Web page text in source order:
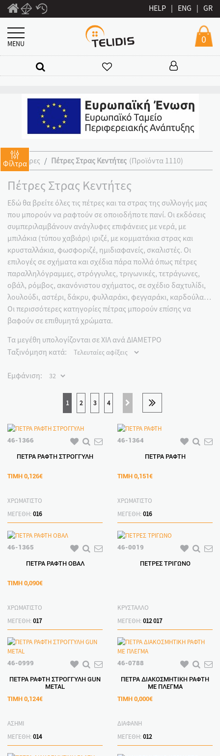
HELP | ENG | GR
MENU 0
Φίλτρα
Χάντρες Πέτρες Στρας Κεντήτες (Προϊόντα 1110)
Πέτρες Στρας Κεντήτες
Εδώ θα βρείτε όλες τις πέτρες και τα στρας της συλλογής μας
που μπορούν να ραφτούν σε οποιοδήποτε πανί. Οι εκδόσεις
συμπεριλαμβάνουν ανάγλυφες επιφάνειες με νερά, με
μπιλάκια (τύπου χαβιάρι) ιριζέ, με κομματάκια στρας και
κρυσταλλάκια, φωσφοριζέ, ημιδιαφανείς, σκαλιστές. Οι
επιλογές σε σχήματα και σχέδια πάρα πολλά όπως πέτρες
παραλληλόγραμμες, στρόγγυλες, τριγωνικές, τετράγωνες,
οβάλ, ρόμβος, ακανόνιστου σχήματος, σε σχέδιο δαχτυλίδι,
λουλούδι, αστέρι, δάκρυ, φυλλαράκι, φεγγαράκι, καρδούλα…
Οι περισσότερες κατηγορίες πέτρας μπορούν επίσης να
βαφούν σε επιθυμητά χρώματα.
Τα μεγέθη υπολογίζονται σε ΧΙΛ ανά ΔΙΑΜΕΤΡΟ
Ταξινόμηση κατά:
Εμφάνιση:
1 2 3 4
46-1366
ΠΕΤΡΑ ΡΑΦΤΗ ΣΤΡΟΓΓΥΛΗ
ΤΙΜΗ 0,126€
ΧΡΩΜΑΤΙΣΤΟ
ΜΕΓΕΘΗ: 016
46-1364
ΠΕΤΡΑ ΡΑΦΤΗ
ΤΙΜΗ 0,151€
ΧΡΩΜΑΤΙΣΤΟ
ΜΕΓΕΘΗ: 016
46-1365
ΠΕΤΡΑ ΡΑΦΤΗ ΟΒΑΛ
ΤΙΜΗ 0,090€
ΧΡΩΜΑΤΙΣΤΟ
ΜΕΓΕΘΗ: 017
46-0019
ΠΕΤΡΕΣ ΤΡΙΓΩΝΟ
ΚΡΥΣΤΑΛΛΟ
ΜΕΓΕΘΗ: 012017
46-0999
ΠΕΤΡΑ ΡΑΦΤΗ ΣΤΡΟΓΓΥΛΗ GUN
METAL
ΤΙΜΗ 0,124€
ΑΣΗΜΙ
ΜΕΓΕΘΗ: 014
46-0788
ΠΕΤΡΑ ΔΙΑΚΟΣΜΗΤΙΚΗ ΡΑΦΤΗ
ΜΕ ΠΛΕΓΜΑ
ΤΙΜΗ 0,000€
ΔΙΑΦΑΝΗ
ΜΕΓΕΘΗ: 012